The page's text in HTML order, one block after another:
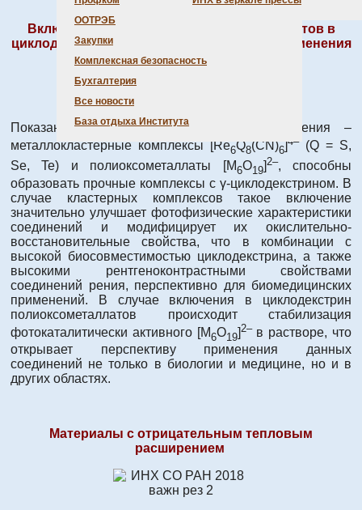
ООТРЭБ
Закупки
Комплексная безопасность
Бухгалтерия
Все новости
База отдыха Института
Включение кластеров и полиоксометаллатов в
циклодекстрины – новые возможности применения
в биологии и медицине
Показано, что структурно близкие соединения –
металлокластерные комплексы [Re6Q8(CN)6]4–(Q = S,
Se, Te) и полиоксометаллаты [M6O19] 2–, способны
образовать прочные комплексы с γ-циклодекстрином. В
случае кластерных комплексов такое включение
значительно улучшает фотофизические характеристики
соединений и модифицирует их окислительно-
восстановительные свойства, что в комбинации с
высокой биосовместимостью циклодекстрина, а также
высокими рентгеноконтрастными свойствами
соединений рения, перспективно для биомедицинских
применений. В случае включения в циклодекстрин
полиоксометаллатов происходит стабилизация
фотокаталитически активного [M6O19]2– в растворе, что
открывает перспективу применения данных
соединений не только в биологии и медицине, но и в
других областях.
Материалы с отрицательным тепловым
расширением